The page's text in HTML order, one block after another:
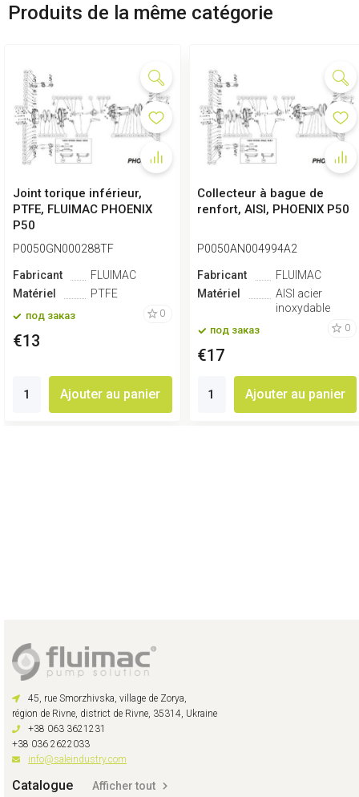
Produits de la même catégorie
Joint torique inférieur,
PTFE, FLUIMAC PHOENIX
P50
P0050GN000288TF
Fabricant
FLUIMAC
Matériel
PTFE
под заказ 0
€13
Ajouter au panier
Collecteur à bague de
renfort, AISI, PHOENIX P50
P0050AN004994A2
Fabricant
FLUIMAC
Matériel
AISI acier
inoxydable
под заказ 0
€17
Ajouter au panier
45, rue Smorzhivska, village de Zorya,
région de Rivne, district de Rivne, 35314, Ukraine
+38 063 3621231
+38 036 2622033
info@saleindustry.com
Catalogue Afficher tout